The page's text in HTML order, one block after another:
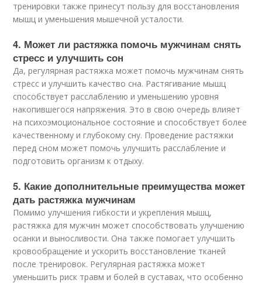
тренировки также принесут пользу для восстановления
мышц и уменьшения мышечной усталости.
4. Может ли растяжка помочь мужчинам снять
стресс и улучшить сон
Да, регулярная растяжка может помочь мужчинам снять
стресс и улучшить качество сна. Растягивание мышц
способствует расслаблению и уменьшению уровня
накопившегося напряжения. Это в свою очередь влияет
на психоэмоциональное состояние и способствует более
качественному и глубокому сну. Проведение растяжки
перед сном может помочь улучшить расслабление и
подготовить организм к отдыху.
5. Какие дополнительные преимущества может
дать растяжка мужчинам
Помимо улучшения гибкости и укрепления мышц,
растяжка для мужчин может способствовать улучшению
осанки и выносливости. Она также помогает улучшить
кровообращение и ускорить восстановление тканей
после тренировок. Регулярная растяжка может
уменьшить риск травм и болей в суставах, что особенно